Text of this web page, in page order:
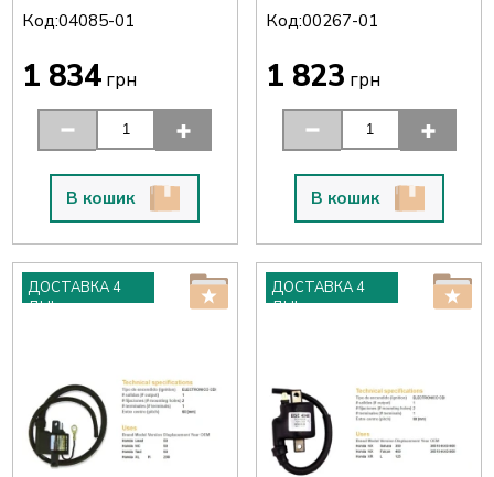
Код:04085-01
1 834грн
В кошик
PIAGGIO / BETAMOTOR
Код:00267-01
1 823 грн
В кошик
ДОСТАВКА 4
ДНІ
ДОСТАВКА 4
ДНІ